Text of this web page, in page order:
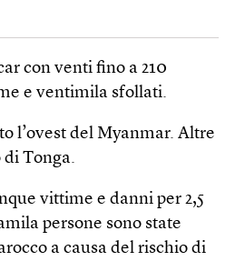
con venti fino a 210
e ventimila sfollati.
l’ovest del Myanmar. Altre
di Tonga.
vittime e danni per 2,5
persone sono state
a causa del rischio di